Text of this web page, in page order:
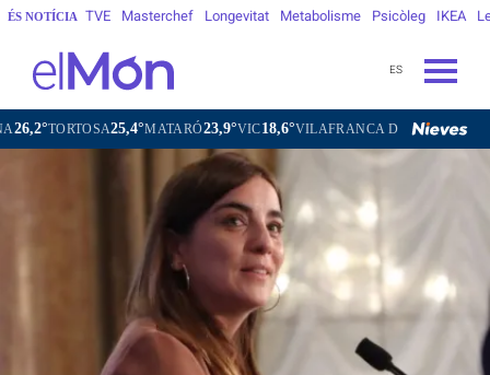
ÉS NOTÍCIA TVE Masterchef Longevitat Metabolisme Psicòleg IKEA
ES
25,4°MATARÓ23,9°VIC18,6°VILAFRANCA DEL PENEDÈS22,1°